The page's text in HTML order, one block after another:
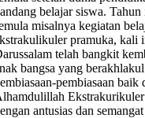
belajar siswa.
misalnya kegiatan
pramuka, kali
telah bangkit
bangsa yang
pembiasaan
Ekstrakurikuler
antusias dan